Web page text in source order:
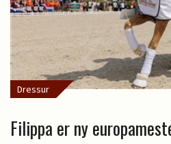
Dressur
Filippa er ny